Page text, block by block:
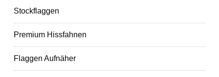
Stockflaggen
Premium Hissfahnen
Flaggen Aufnäher